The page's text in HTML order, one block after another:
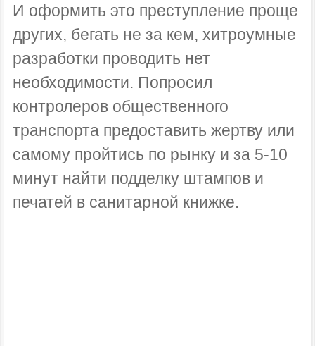
И оформить это преступление проще
других, бегать не за кем, хитроумные
разработки проводить нет
необходимости. Попросил
контролеров общественного
транспорта предоставить жертву или
самому пройтись по рынку и за 5-10
минут найти подделку штампов и
печатей в санитарной книжке.